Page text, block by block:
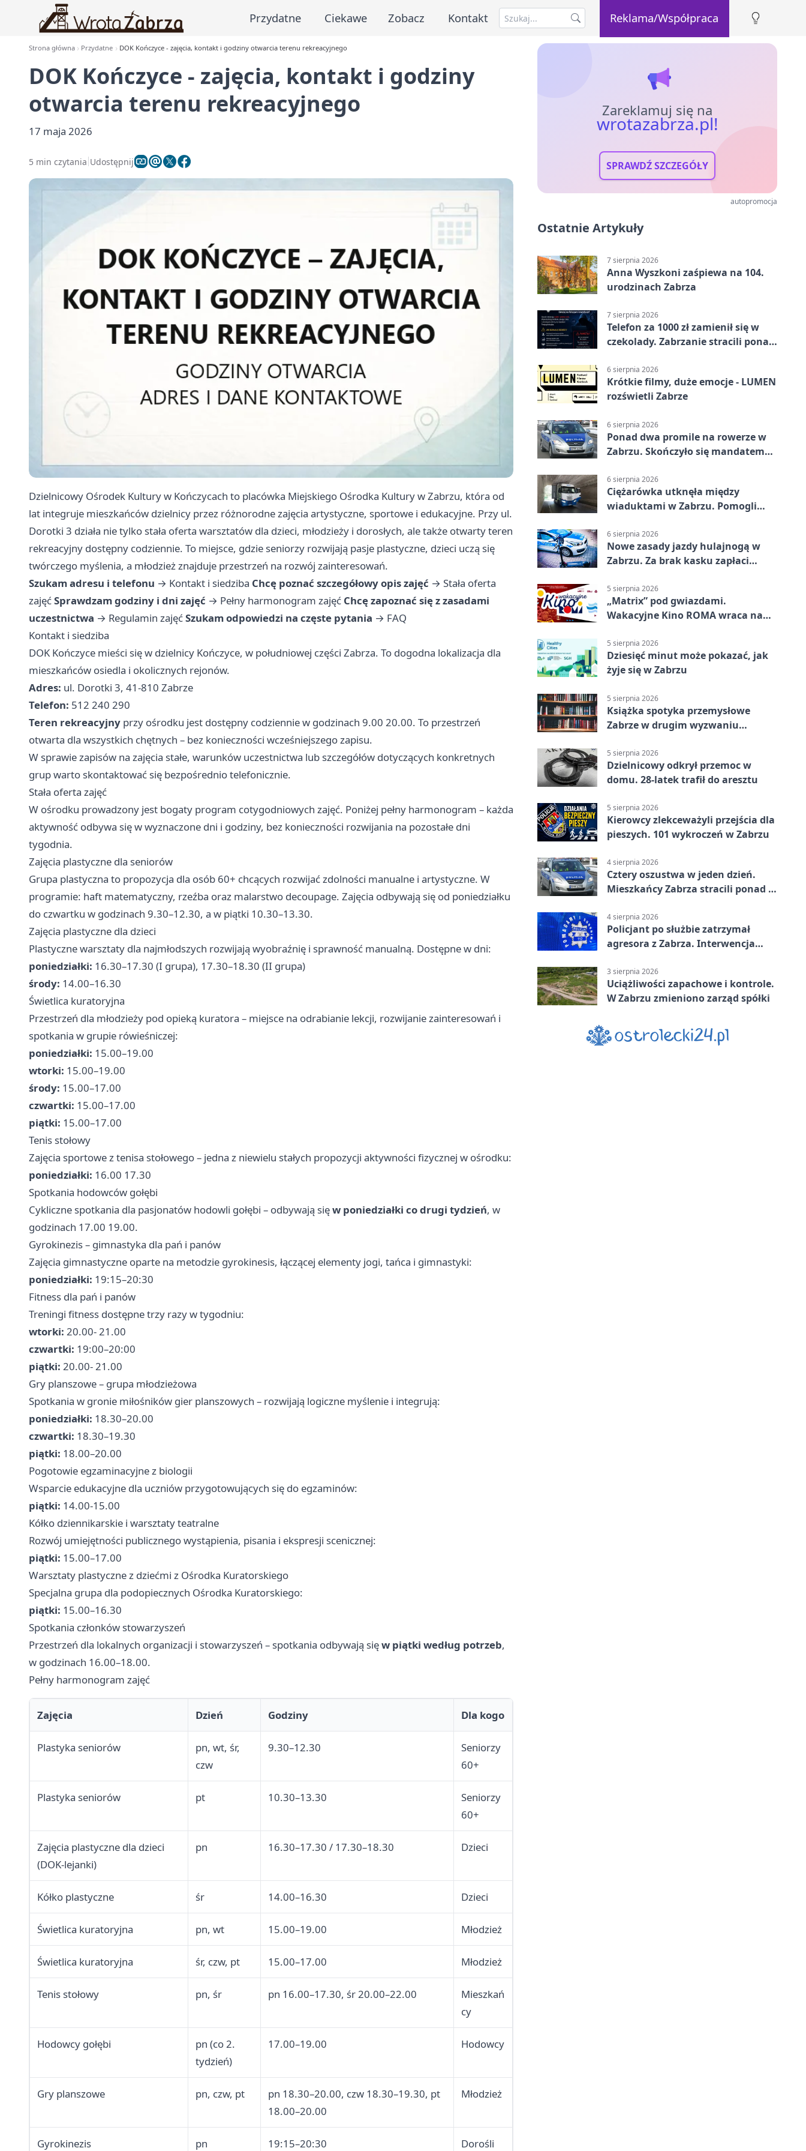
Przydatne Ciekawe Zobacz Kontakt Reklama/Współpraca
Strona główna Przydatne DOK Kończyce - zajęcia, kontakt i godziny otwarcia terenu rekreacyjnego
DOK Kończyce - zajęcia, kontakt i godziny
otwarcia terenu rekreacyjnego
17 maja 2026
5 min czytania Udostępnij
Dzielnicowy Ośrodek Kultury w Kończycach to placówka Miejskiego Ośrodka Kultury w Zabrzu, która od
lat integruje mieszkańców dzielnicy przez różnorodne zajęcia artystyczne, sportowe i edukacyjne. Przy ul.
Dorotki 3 działa nie tylko stała oferta warsztatów dla dzieci, młodzieży i dorosłych, ale także otwarty teren
rekreacyjny dostępny codziennie. To miejsce, gdzie seniorzy rozwijają pasje plastyczne, dzieci uczą się
twórczego myślenia, a młodzież znajduje przestrzeń na rozwój zainteresowań.
Szukam adresu i telefonu → Kontakt i siedziba Chcę poznać szczegółowy opis zajęć → Stała oferta
zajęćSprawdzam godziny i dni zajęć → Pełny harmonogram zajęć Chcę zapoznać się z zasadami
uczestnictwa → Regulamin zajęćSzukam odpowiedzi na częste pytania → FAQ
Kontakt i siedziba
DOK Kończyce mieści się w dzielnicy Kończyce, w południowej części Zabrza. To dogodna lokalizacja dla
mieszkańców osiedla i okolicznych rejonów.
Adres: ul. Dorotki 3, 41-810 Zabrze
Telefon: 512 240 290
Teren rekreacyjny przy ośrodku jest dostępny codziennie w godzinach 9.00 20.00. To przestrzeń
otwarta dla wszystkich chętnych – bez konieczności wcześniejszego zapisu.
W sprawie zapisów na zajęcia stałe, warunków uczestnictwa lub szczegółów dotyczących konkretnych
grup warto skontaktować się bezpośrednio telefonicznie.
Stała oferta zajęć
W ośrodku prowadzony jest bogaty program cotygodniowych zajęć. Poniżej pełny harmonogram – każda
aktywność odbywa się w wyznaczone dni i godziny, bez konieczności rozwijania na pozostałe dni
tygodnia.
Zajęcia plastyczne dla seniorów
Grupa plastyczna to propozycja dla osób 60+ chcących rozwijać zdolności manualne i artystyczne. W
programie: haft matematyczny, rzeźba oraz malarstwo decoupage. Zajęcia odbywają się od poniedziałku
do czwartku w godzinach 9.30–12.30, a w piątki 10.30–13.30.
Zajęcia plastyczne dla dzieci
Plastyczne warsztaty dla najmłodszych rozwijają wyobraźnię i sprawność manualną. Dostępne w dni:
poniedziałki: 16.30–17.30 (I grupa), 17.30–18.30 (II grupa)
środy: 14.00–16.30
Świetlica kuratoryjna
Przestrzeń dla młodzieży pod opieką kuratora – miejsce na odrabianie lekcji, rozwijanie zainteresowań i
spotkania w grupie rówieśniczej:
poniedziałki: 15.00–19.00
wtorki: 15.00–19.00
środy: 15.00–17.00
czwartki: 15.00–17.00
piątki: 15.00–17.00
Tenis stołowy
Zajęcia sportowe z tenisa stołowego – jedna z niewielu stałych propozycji aktywności fizycznej w ośrodku:
poniedziałki: 16.00 17.30
Spotkania hodowców gołębi
Cykliczne spotkania dla pasjonatów hodowli gołębi – odbywają sięw poniedziałki co drugi tydzień, w
godzinach 17.00 19.00.
Gyrokinezis – gimnastyka dla pań i panów
Zajęcia gimnastyczne oparte na metodzie gyrokinesis, łączącej elementy jogi, tańca i gimnastyki:
poniedziałki: 19:15–20:30
Fitness dla pań i panów
Treningi fitness dostępne trzy razy w tygodniu:
wtorki: 20.00- 21.00
czwartki: 19:00–20:00
piątki: 20.00- 21.00
Gry planszowe – grupa młodzieżowa
Spotkania w gronie miłośników gier planszowych – rozwijają logiczne myślenie i integrują:
poniedziałki: 18.30–20.00
czwartki: 18.30–19.30
piątki: 18.00–20.00
Pogotowie egzaminacyjne z biologii
Wsparcie edukacyjne dla uczniów przygotowujących się do egzaminów:
piątki: 14.00-15.00
Kółko dziennikarskie i warsztaty teatralne
Rozwój umiejętności publicznego wystąpienia, pisania i ekspresji scenicznej:
piątki: 15.00–17.00
Warsztaty plastyczne z dziećmi z Ośrodka Kuratorskiego
Specjalna grupa dla podopiecznych Ośrodka Kuratorskiego:
piątki: 15.00–16.30
Spotkania członków stowarzyszeń
Przestrzeń dla lokalnych organizacji i stowarzyszeń – spotkania odbywają sięw piątki według potrzeb,
w godzinach 16.00–18.00.
Pełny harmonogram zajęć
Zajęcia Dzień Godziny Dla kogo
Plastyka seniorów
pn, wt, śr,
czw
9.30–12.30
Seniorzy
60+
Plastyka seniorów pt 10.30–13.30
Seniorzy
60+
Zajęcia plastyczne dla dzieci
(DOK-lejanki)
pn 16.30–17.30 / 17.30–18.30 Dzieci
Kółko plastyczne śr 14.00–16.30 Dzieci
Świetlica kuratoryjna pn, wt 15.00–19.00 Młodzież
Świetlica kuratoryjna śr, czw, pt 15.00–17.00 Młodzież
Tenis stołowy pn, śr pn 16.00–17.30, śr 20.00–22.00
Mieszkań
cy
Hodowcy gołębi
pn (co 2.
tydzień)
17.00–19.00 Hodowcy
Gry planszowe pn, czw, pt
pn 18.30–20.00, czw 18.30–19.30, pt
18.00–20.00
Młodzież
Gyrokinezis pn 19:15–20:30 Dorośli
Zareklamuj się na
wrotazabrza.pl!
SPRAWDŹ SZCZEGÓŁY
autopromocja
Ostatnie Artykuły
7 sierpnia 2026
Anna Wyszkoni zaśpiewa na 104.
urodzinach Zabrza
7 sierpnia 2026
Telefon za 1000 zł zamienił się w
czekolady. Zabrzanie stracili ponad
6 sierpnia 2026
Krótkie filmy, duże emocje - LUMEN
rozświetli Zabrze
6 sierpnia 2026
Ponad dwa promile na rowerze w
Zabrzu. Skończyło się mandatem
6 sierpnia 2026
Ciężarówka utknęła między
wiaduktami w Zabrzu. Pomogli
6 sierpnia 2026
Nowe zasady jazdy hulajnogą w
Zabrzu. Za brak kasku zapłaci
5 sierpnia 2026
„Matrix” pod gwiazdami.
Wakacyjne Kino ROMA wraca na
5 sierpnia 2026
Dziesięć minut może pokazać, jak
żyje się w Zabrzu
5 sierpnia 2026
Książka spotyka przemysłowe
Zabrze w drugim wyzwaniu
5 sierpnia 2026
Dzielnicowy odkrył przemoc w
domu. 28-latek trafił do aresztu
5 sierpnia 2026
Kierowcy zlekceważyli przejścia dla
pieszych. 101 wykroczeń w Zabrzu
4 sierpnia 2026
Cztery oszustwa w jeden dzień.
Mieszkańcy Zabrza stracili ponad 6
4 sierpnia 2026
Policjant po służbie zatrzymał
agresora z Zabrza. Interwencja
3 sierpnia 2026
Uciążliwości zapachowe i kontrole.
W Zabrzu zmieniono zarząd spółki